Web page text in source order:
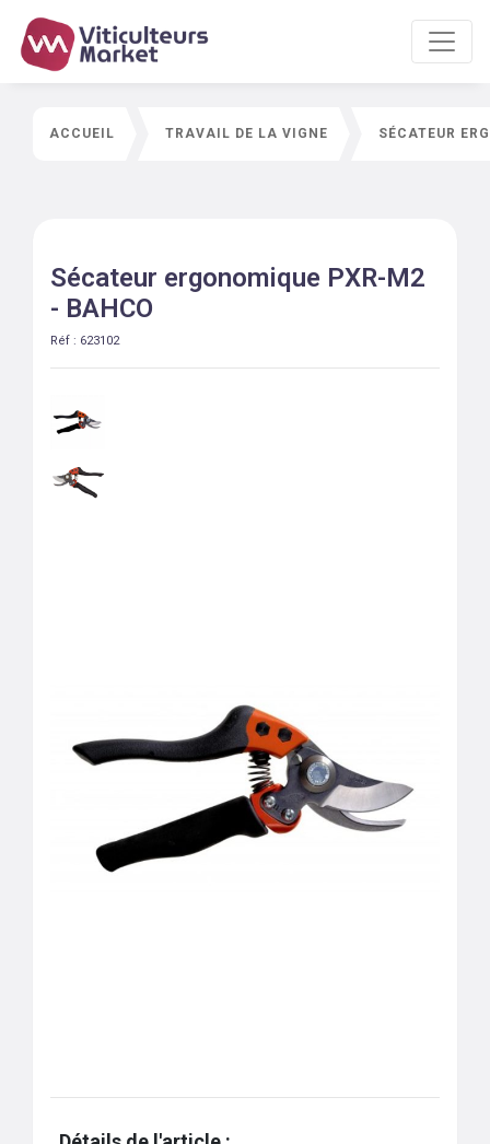
ACCUEIL TRAVAIL DE LA VIGNE SÉCATEUR
Sécateur ergonomique PXR-M2
- BAHCO
Réf : 623102